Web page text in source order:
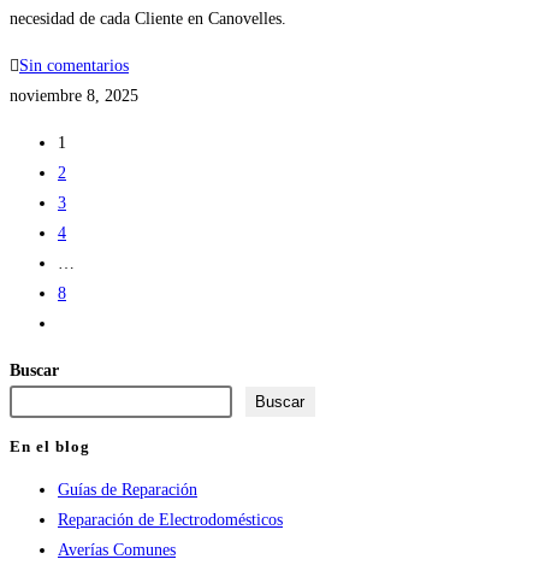
necesidad de cada Cliente en Canovelles.
Sin comentarios
noviembre 8, 2025
1
2
3
4
8
la
página
siguiente
Buscar
Buscar
En el blog
Guías de Reparación
Reparación de Electrodomésticos
Averías Comunes